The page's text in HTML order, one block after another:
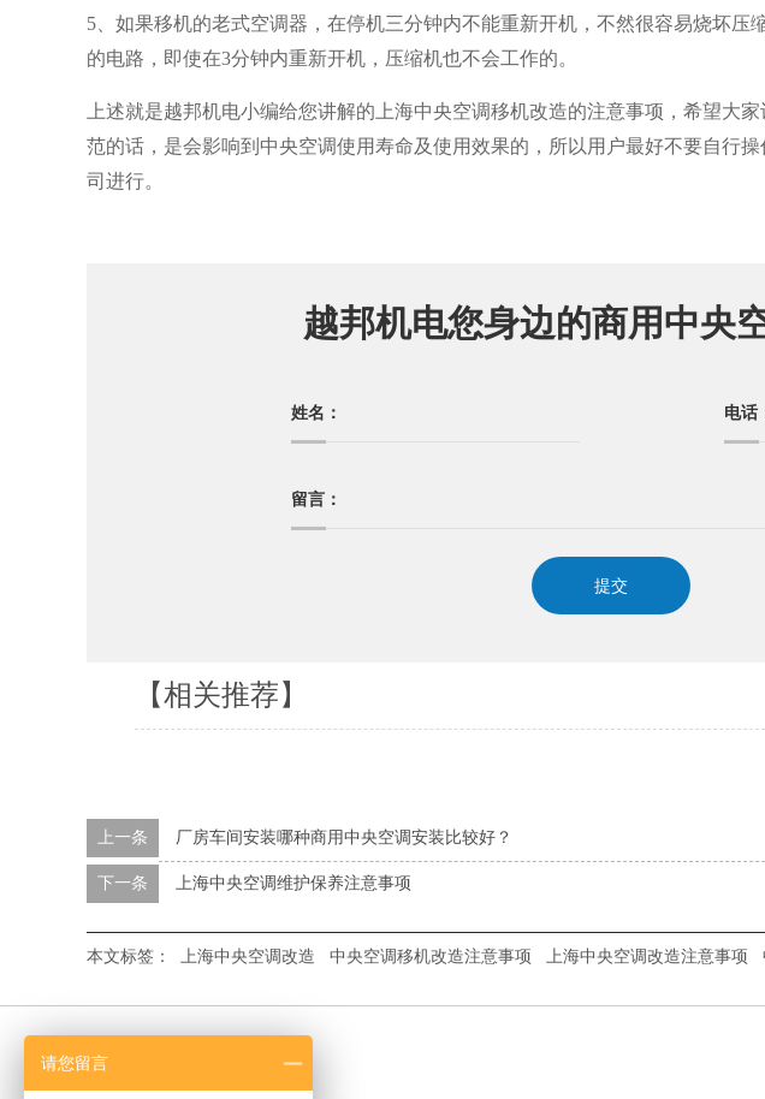
5、如果移机的老式空调器，在停机三分钟内不能重新开机，不然很容易烧坏
的电路，即使在3分钟内重新开机，压缩机也不会工作的。
上述就是越邦机电小编给您讲解的上海中央空调移机改造的注意事项，希望大
范的话，是会影响到中央空调使用寿命及使用效果的，所以用户最好不要自行操
司进行。
越邦机电您身边的商用中央
姓名： 电话
留言：
【相关推荐】
上一条 厂房车间安装哪种商用中央空调安装比较好？
下一条 上海中央空调维护保养注意事项
本文标签： 上海中央空调改造 中央空调移机改造注意事项 上海中央空调改造注意事项
请您留言